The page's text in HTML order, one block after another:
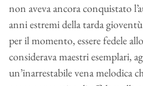
non aveva ancora conquistato
anni estremi della tarda
per il momento, essere fedele
considerava maestri esemplari,
un’inarrestabile vena melodica